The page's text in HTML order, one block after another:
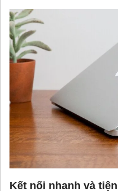
Kết nối nhanh và